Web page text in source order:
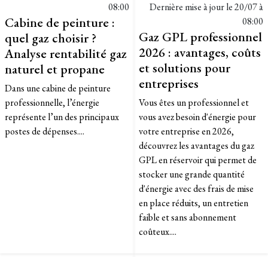
08:00
Cabine de peinture :
quel gaz choisir ?
Analyse rentabilité gaz
naturel et propane
Dans une cabine de peinture
professionnelle, l’énergie
représente l’un des principaux
postes de dépenses....
Dernière mise à jour le20/07 à
08:00
Gaz GPL professionnel
2026 : avantages, coûts
et solutions pour
entreprises
Vous êtes un professionnel et
vous avez besoin d'énergie pour
votre entreprise en 2026,
découvrez les avantages du gaz
GPL en réservoir qui permet de
stocker une grande quantité
d'énergie avec des frais de mise
en place réduits, un entretien
faible et sans abonnement
coûteux....